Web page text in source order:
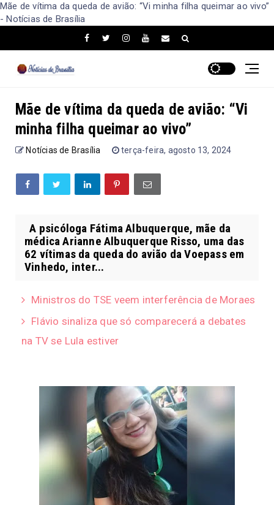
Mãe de vítima da queda de avião: “Vi minha filha queimar ao vivo”
- Notícias de Brasília
Mãe de vítima da queda de avião: “Vi
minha filha queimar ao vivo”
Notícias de Brasília terça-feira, agosto 13, 2024
A psicóloga Fátima Albuquerque, mãe da
médica Arianne Albuquerque Risso, uma das
62 vítimas da queda do avião da Voepass em
Vinhedo, inter...
Ministros do TSE veem interferência de Moraes
Flávio sinaliza que só comparecerá a debates
na TV se Lula estiver